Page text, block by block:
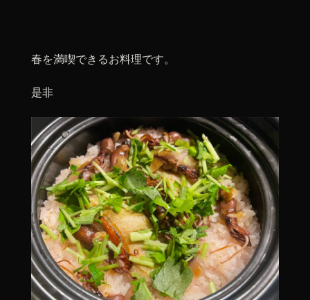
春を満喫できるお料理です。
是非